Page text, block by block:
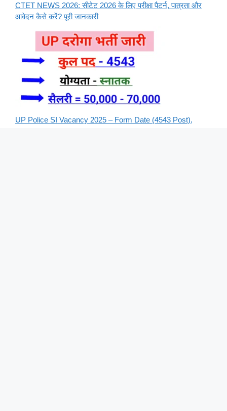
CTET NEWS 2026: सीटेट 2026 के लिए परीक्षा पैटर्न, पात्रता और
आवेदन कैसे करें? पूरी जानकारी
UP Police SI Vacancy 2025 – Form Date (4543 Post),